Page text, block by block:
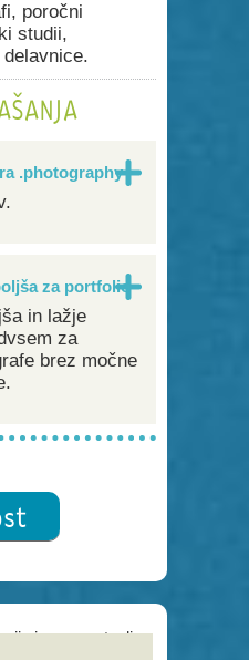
poročni
studii,
.photography
za portfolio
in lažje
za
brez močne
je poenostavljen